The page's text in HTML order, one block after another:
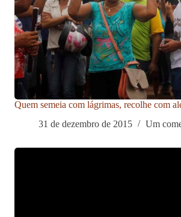
Quem semeia com lágrimas, recolhe com
31 de dezembro de 2015
Um